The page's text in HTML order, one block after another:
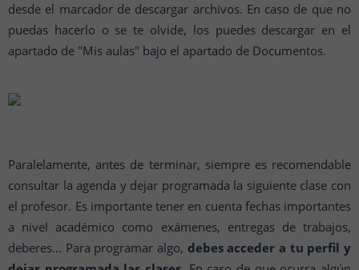
desde el marcador de descargar archivos. En caso de que no
puedas hacerlo o se te olvide, los puedes descargar en el
apartado de "Mis aulas" bajo el apartado de Documentos.
Paralelamente, antes de terminar, siempre es recomendable
consultar la agenda y dejar programada la siguiente clase con
el profesor. Es importante tener en cuenta fechas importantes
a nivel académico como exámenes, entregas de trabajos,
deberes… Para programar algo, debes acceder a tu perfil y